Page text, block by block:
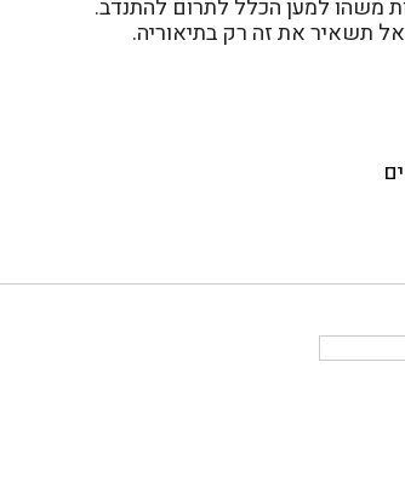
משהו למען הכלל לתרום להתנדב.
תשאיר את זה רק בתיאוריה.